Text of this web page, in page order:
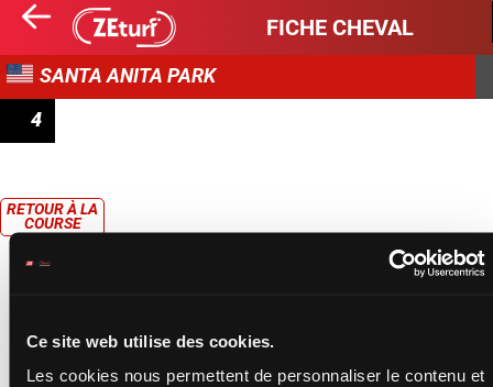
Ce site web utilise des cookies.
Les cookies nous permettent de personnaliser le contenu et
FICHE CHEVAL
SANTA ANITA PARK
4
RETOUR À LA
COURSE